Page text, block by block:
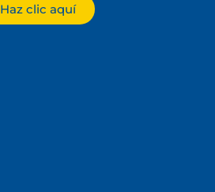
Haz clic aquí